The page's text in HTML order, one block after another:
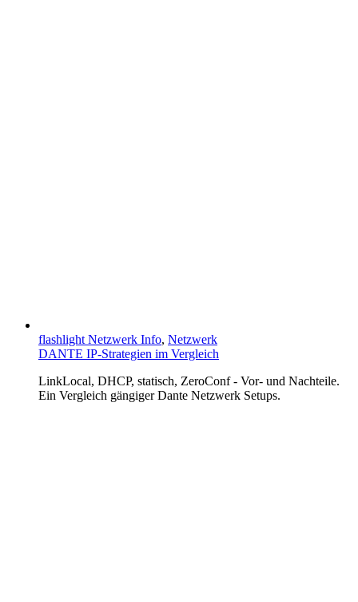
flashlight Netzwerk Info, Netzwerk
DANTE IP-Strategien im Vergleich
LinkLocal, DHCP, statisch, ZeroConf - Vor- und Nachteile.
Ein Vergleich gängiger Dante Netzwerk Setups.